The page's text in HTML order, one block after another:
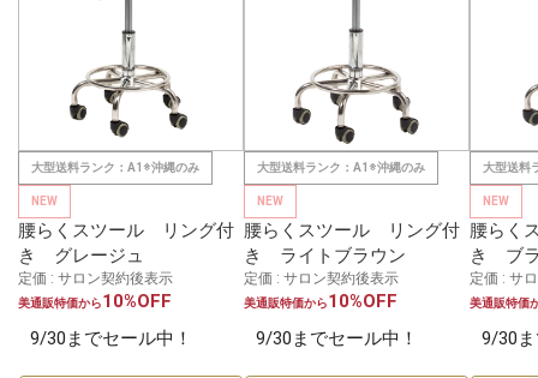
大型送料ランク：A1※沖縄のみ
NEW
腰らくスツール リング付
き グレージュ
定価 : サロン契約後表示
美通販特価から10%OFF
9/30までセール中！
大型送料ランク：A1※沖縄のみ
NEW
腰らくスツール リング付
き ライトブラウン
定価 : サロン契約後表示
美通販特価から10%OFF
9/30までセール中！
大型送料
NEW
腰らく
き ブ
定価 : サ
美通販特価
9/30